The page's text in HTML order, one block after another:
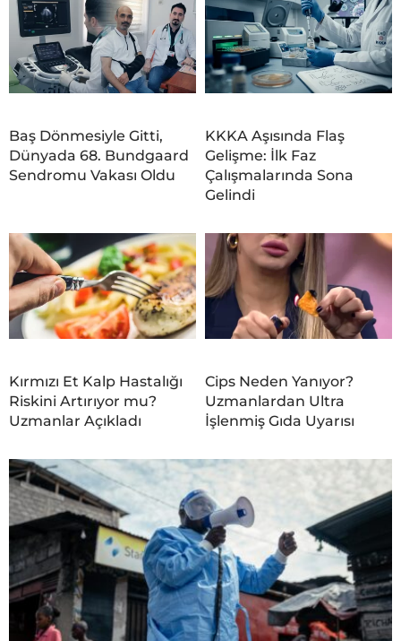
Baş Dönmesiyle Gitti,
Dünyada 68. Bundgaard
Sendromu Vakası Oldu
KKKA Aşısında Flaş
Gelişme: İlk Faz
Çalışmalarında Sona
Gelindi
Kırmızı Et Kalp Hastalığı
Riskini Artırıyor mu?
Uzmanlar Açıkladı
Cips Neden Yanıyor?
Uzmanlardan Ultra
İşlenmiş Gıda Uyarısı